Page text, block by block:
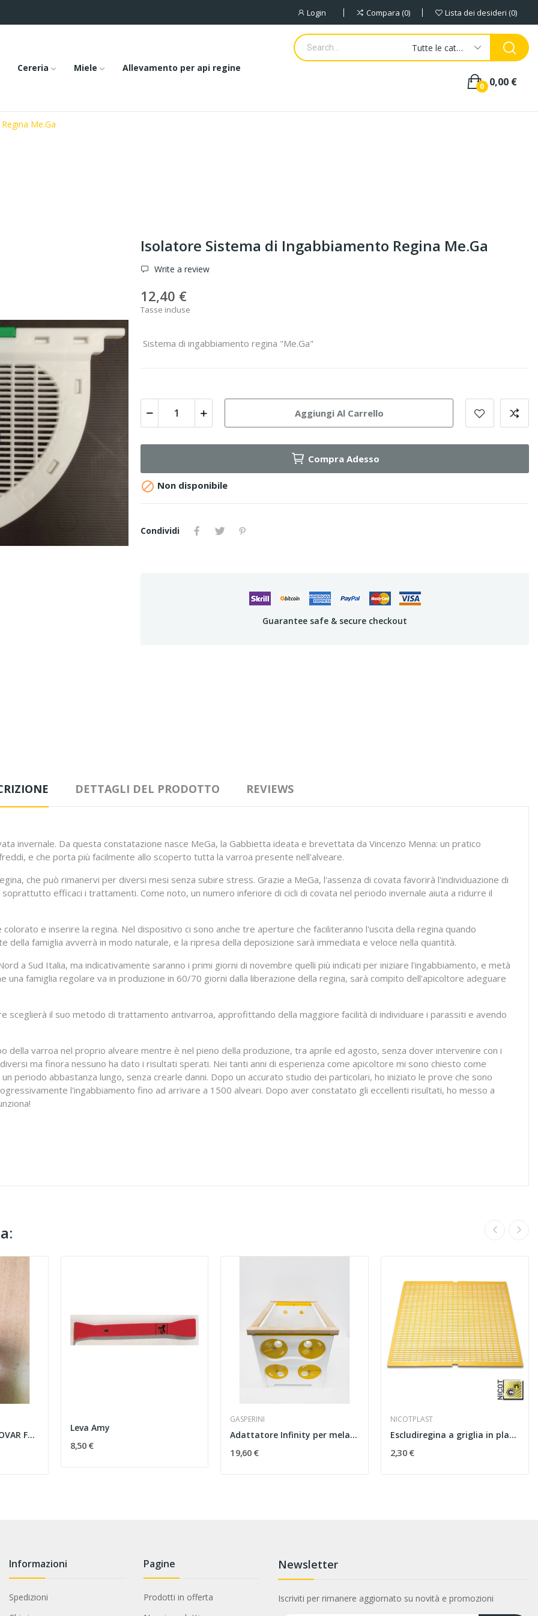
Login Compara 0 Lista dei desideri 0
Cereria Miele Allevamento per api regine
Tutte le categorie
0,00 €
0
Me.Ga
Isolatore Sistema di Ingabbiamento Regina Me.Ga
Write a review
12,40 €
Tasse incluse
Sistema di ingabbiamento regina "Me.Ga"
Aggiungi Al Carrello
Compra Adesso
 Non disponibile
Condividi
Guarantee safe & secure checkout
DETTAGLI DEL PRODOTTO REVIEWS
invernale. Da questa constatazione nasce MeGa, la Gabbietta ideata e brevettata da Vincenzo Menna: un pratico
e che porta più facilmente allo scoperto tutta la varroa presente nell'alveare.
che può rimanervi per diversi mesi senza subire stress. Grazie a MeGa, l'assenza di covata favorirà l'individuazione di
efficaci i trattamenti. Come noto, un numero inferiore di cicli di covata nel periodo invernale aiuta a ridurre il
e inserire la regina. Nel dispositivo ci sono anche tre aperture che faciliteranno l'uscita della regina quando
della famiglia avverrà in modo naturale, e la ripresa della deposizione sarà immediata e veloce nella quantità.
a Sud Italia, ma indicativamente saranno i primi giorni di novembre quelli più indicati per iniziare l'ingabbiamento, e metà
una famiglia regolare va in produzione in 60/70 giorni dalla liberazione della regina, sarà compito dell'apicoltore adeguare
sceglierà il suo metodo di trattamento antivarroa, approfittando della maggiore facilità di individuare i parassiti e avendo
della varroa nel proprio alveare mentre è nel pieno della produzione, tra aprile ed agosto, senza dover intervenire con i
ma finora nessuno ha dato i risultati sperati. Nei tanti anni di esperienza come apicoltore mi sono chiesto come
periodo abbastanza lungo, senza crearle danni. Dopo un accurato studio dei particolari, ho iniziato le prove che sono
l'ingabbiamento fino ad arrivare a 1500 alveari. Dopo aver constatato gli eccellenti risultati, ho messo a
FELTRO PER ASPRO-NOVAR FORM
Leva Amy
8,50 €
GASPERINI
Adattatore Infinity per melari da 10 favi
19,60 €
NICOTPLAST
Escludiregina a griglia in plastica
2,30 €
Informazioni
Spedizioni
Pagine
Prodotti in offerta
Newsletter
Iscriviti per rimanere aggiornato su novità e promozioni